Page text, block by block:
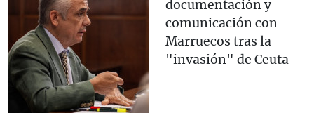
documentación y
comunicación con
Marruecos tras la
"invasión" de Ceuta